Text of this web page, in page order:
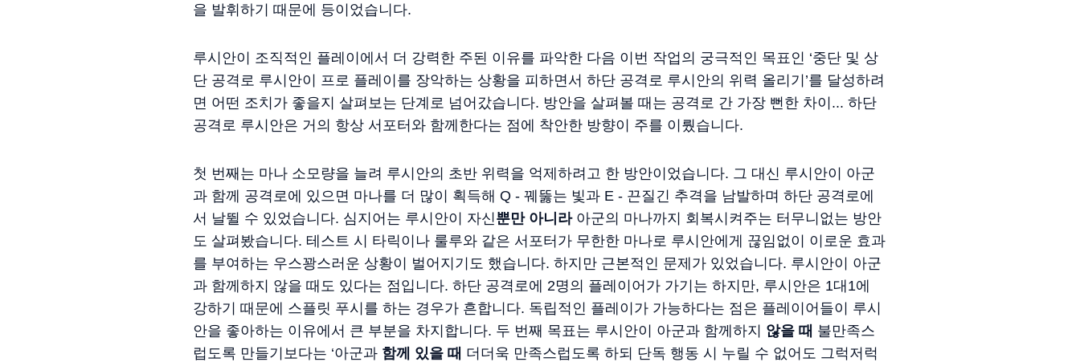
을 발휘하기 때문에 등이었습니다.
루시안이 조직적인 플레이에서 더 강력한 주된 이유를 파악한 다음 이번 작업의 궁극적인 목표인 ‘중단 및 상
단 공격로 루시안이 프로 플레이를 장악하는 상황을 피하면서 하단 공격로 루시안의 위력 올리기’를 달성하려
면 어떤 조치가 좋을지 살펴보는 단계로 넘어갔습니다. 방안을 살펴볼 때는 공격로 간 가장 뻔한 차이... 하단
공격로 루시안은 거의 항상 서포터와 함께한다는 점에 착안한 방향이 주를 이뤘습니다.
첫 번째는 마나 소모량을 늘려 루시안의 초반 위력을 억제하려고 한 방안이었습니다. 그 대신 루시안이 아군
과 함께 공격로에 있으면 마나를 더 많이 획득해 Q - 꿰뚫는 빛과 E - 끈질긴 추격을 남발하며 하단 공격로에
서 날뛸 수 있었습니다. 심지어는 루시안이 자신뿐만 아니라 아군의 마나까지 회복시켜주는 터무니없는 방안
도 살펴봤습니다. 테스트 시 타릭이나 룰루와 같은 서포터가 무한한 마나로 루시안에게 끊임없이 이로운 효과
를 부여하는 우스꽝스러운 상황이 벌어지기도 했습니다. 하지만 근본적인 문제가 있었습니다. 루시안이 아군
과 함께하지 않을 때도 있다는 점입니다. 하단 공격로에 2명의 플레이어가 가기는 하지만, 루시안은 1대1에
강하기 때문에 스플릿 푸시를 하는 경우가 흔합니다. 독립적인 플레이가 가능하다는 점은 플레이어들이 루시
안을 좋아하는 이유에서 큰 부분을 차지합니다. 두 번째 목표는 루시안이 아군과 함께하지 않을 때 불만족스
럽도록 만들기보다는 ‘아군과 함께 있을 때 더더욱 만족스럽도록 하되 단독 행동 시 누릴 수 없어도 그럭저럭